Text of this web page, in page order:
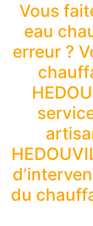
Vous
eau
erreur ?
du